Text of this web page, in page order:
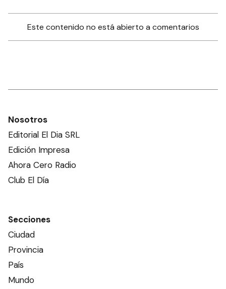
Este contenido no está abierto a comentarios
Nosotros
Editorial El Dia SRL
Edición Impresa
Ahora Cero Radio
Club El Día
Secciones
Ciudad
Provincia
País
Mundo